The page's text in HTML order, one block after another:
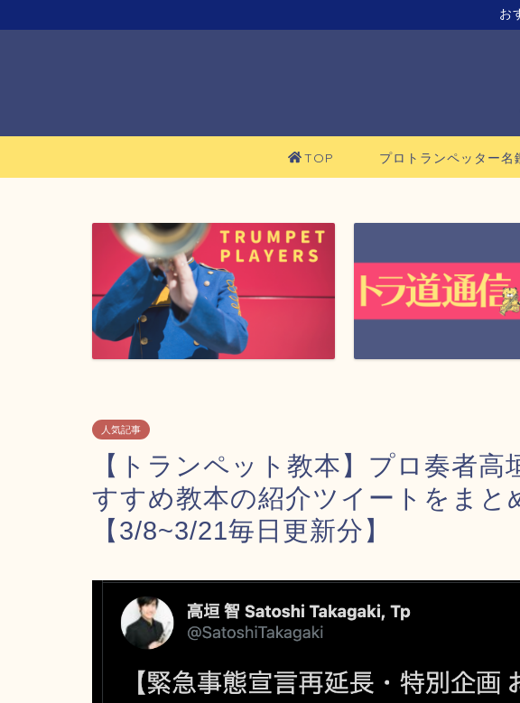
お
TOP プロトランペッター
人気記事
【トランペット教本】プロ奏者
すすめ教本の紹介ツイートをまと
【3/8~3/21毎日更新分】